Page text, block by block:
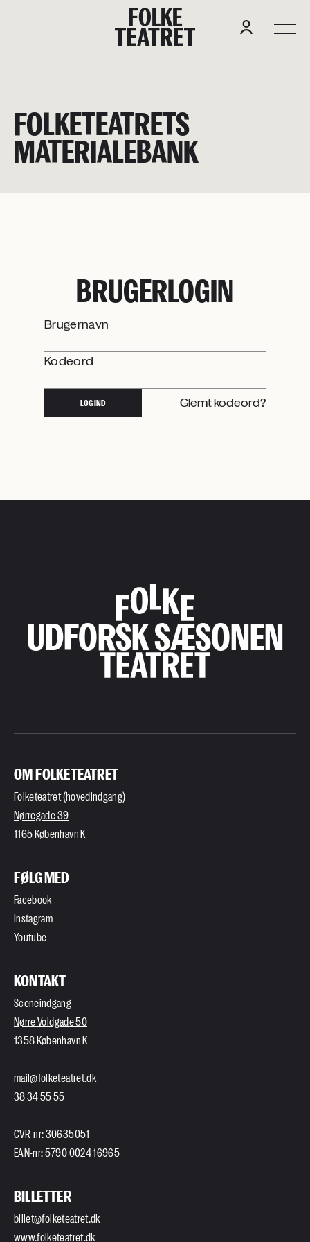
FOLKE
FOLKETEATRETS
MATERIALEBANK
BRUGERLOGIN
Brugernavn
Kodeord
LOG IND Glemt kodeord?
UDFORSK SÆSONEN
OM FOLKETEATRET
Folketeatret (hovedindgang)
Nørregade 39
1165 København K
FØLG MED
Facebook
Instagram
Youtube
KONTAKT
Sceneindgang
Nørre Voldgade 50
1358 København K
mail@folketeatret.dk
38 34 55 55
CVR-nr: 30635051
EAN-nr: 5790 0024 16965
BILLETTER
billet@folketeatret.dk
www.folketeatret.dk